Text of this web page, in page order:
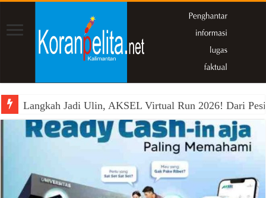
Langkah Jadi Ulin, AKSEL Virtual Run 2026! Dari